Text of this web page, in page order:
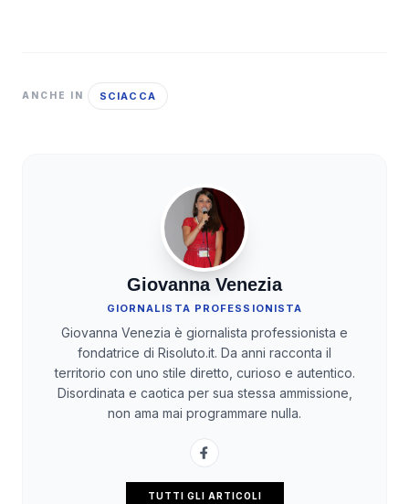
ANCHE IN SCIACCA
Giovanna Venezia
GIORNALISTA PROFESSIONISTA
Giovanna Venezia è giornalista professionista e
fondatrice di Risoluto.it. Da anni racconta il
territorio con uno stile diretto, curioso e autentico.
Disordinata e caotica per sua stessa ammissione,
non ama mai programmare nulla.
TUTTI GLI ARTICOLI